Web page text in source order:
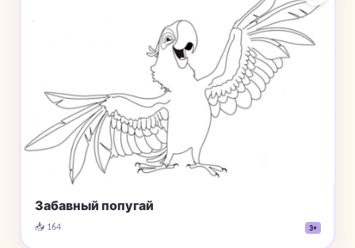
Забавный попугай
📥 164 3+